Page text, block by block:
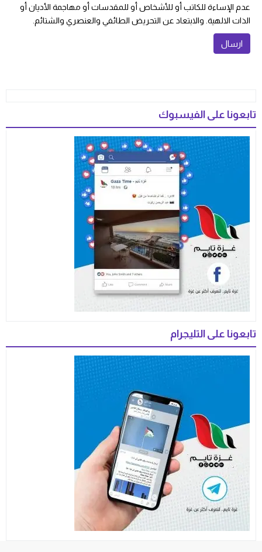
عدم الإساءة للكاتب أو للأشخاص أو للمقدسات أو مهاجمة الأديان أو
الذات الالهية. والابتعاد عن التحريض الطائفي والعنصري والشتائم.
تابعونا على الفيسبوك
تابعونا على التليجرام